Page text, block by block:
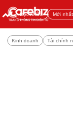
Đọc nhiều Mới nhất
Kinh doanh Tài chính